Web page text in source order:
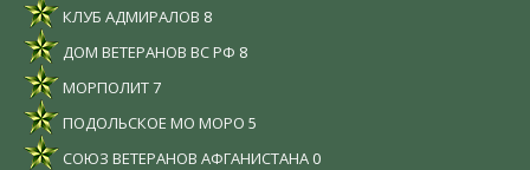
КЛУБ АДМИРАЛОВ 8
ДОМ ВЕТЕРАНОВ ВС РФ 8
МОРПОЛИТ7
ПОДОЛЬСКОЕ МО МОРО 5
СОЮЗ ВЕТЕРАНОВ АФГАНИСТАНА 0